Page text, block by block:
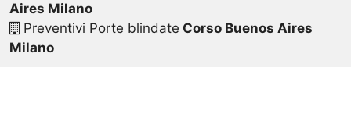
Aires Milano
Preventivi Porte blindate Corso Buenos Aires
Milano